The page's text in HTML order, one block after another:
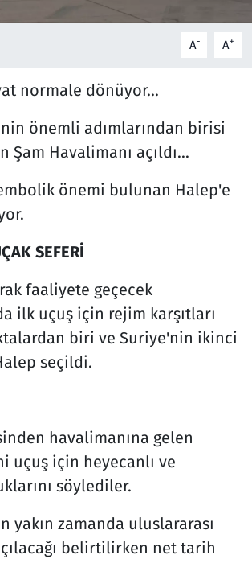
A- A+
normale dönüyor...
önemli adımlarından birisi
Şam Havalimanı açıldı...
önemi bulunan Halep'e
SEFERİ
faaliyete geçecek
ilk uçuş için rejim karşıtları
biri ve Suriye'nin ikinci
seçildi.
havalimanına gelen
uçuş için heyecanlı ve
söylediler.
yakın zamanda uluslararası
belirtilirken net tarih
Bilim